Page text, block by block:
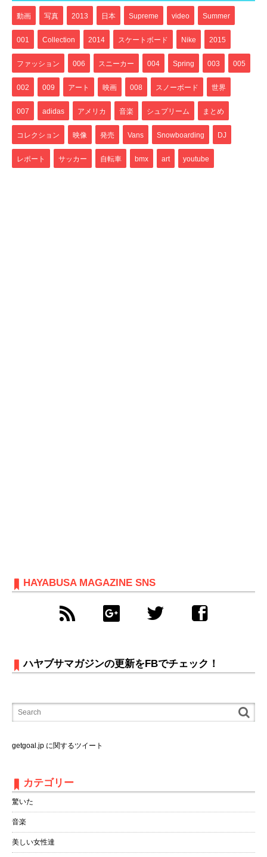
動画 写真 2013 日本 Supreme video Summer
001 Collection 2014 スケートボード Nike 2015
ファッション 006 スニーカー 004 Spring 003 005
002 009 アート 映画 008 スノーボード 世界
007 adidas アメリカ 音楽 シュプリーム まとめ
コレクション 映像 発売 Vans Snowboarding DJ
レポート サッカー 自転車 bmx art youtube
HAYABUSA MAGAZINE SNS
ハヤブサマガジンの更新をFBでチェック！
getgoal.jp に関するツイート
カテゴリー
驚いた
音楽
美しい女性達